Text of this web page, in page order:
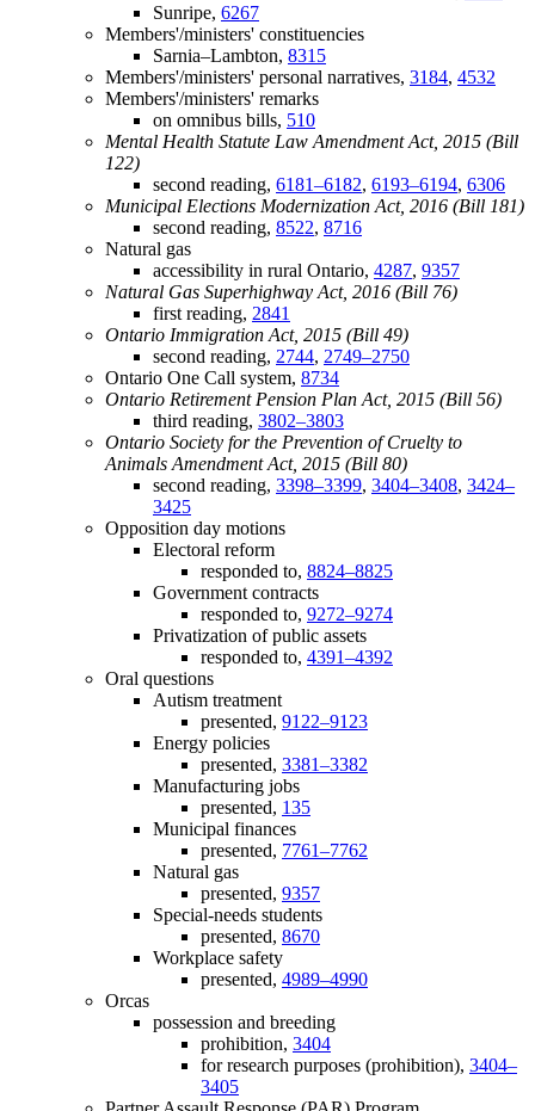
Sunripe, 6267
Members'/ministers' constituencies
Sarnia–Lambton, 8315
Members'/ministers' personal narratives, 3184, 4532
Members'/ministers' remarks
on omnibus bills, 510
Mental Health Statute Law Amendment Act, 2015 (Bill
122)
second reading, 6181–6182, 6193–6194, 6306
Municipal Elections Modernization Act, 2016 (Bill 181)
second reading, 8522, 8716
Natural gas
accessibility in rural Ontario, 4287, 9357
Natural Gas Superhighway Act, 2016 (Bill 76)
first reading, 2841
Ontario Immigration Act, 2015 (Bill 49)
second reading, 2744, 2749–2750
Ontario One Call system, 8734
Ontario Retirement Pension Plan Act, 2015 (Bill 56)
third reading, 3802–3803
Ontario Society for the Prevention of Cruelty to
Animals Amendment Act, 2015 (Bill 80)
second reading, 3398–3399, 3404–3408, 3424–
3425
Opposition day motions
Electoral reform
responded to, 8824–8825
Government contracts
responded to, 9272–9274
Privatization of public assets
responded to, 4391–4392
Oral questions
Autism treatment
presented, 9122–9123
Energy policies
presented, 3381–3382
Manufacturing jobs
presented, 135
Municipal finances
presented, 7761–7762
Natural gas
presented, 9357
Special-needs students
presented, 8670
Workplace safety
presented, 4989–4990
Orcas
possession and breeding
prohibition, 3404
for research purposes (prohibition), 3404–
3405